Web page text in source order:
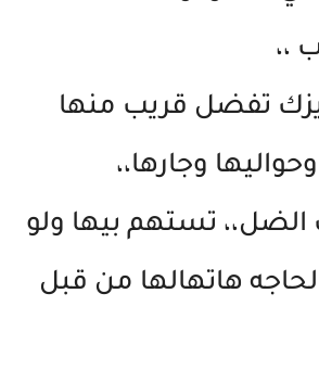
،،
تفضل قريب منها
وجارها،،
الضل،، تستهم بيها ولو
هاتهالها من قبل